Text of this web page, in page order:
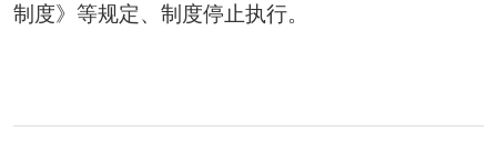
制度》等规定、制度停止执行。